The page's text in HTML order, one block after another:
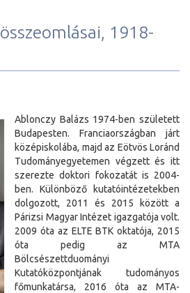
1918-
Ablonczy Balázs 1974-ben született
Budapesten. Franciaországban járt
középiskolába, majd az Eötvös Loránd
Tudományegyetemen végzett és itt
szerezte doktori fokozatát is 2004-
ben. Különböző kutatóintézetekben
dolgozott, 2011 és 2015 között a
Párizsi Magyar Intézet igazgatója volt.
2009 óta az ELTE BTK oktatója, 2015
óta pedig az MTA
Bölcsészettduományi
Kutatóközpontjának tudományos
főmunkatársa, 2016 óta az MTA-